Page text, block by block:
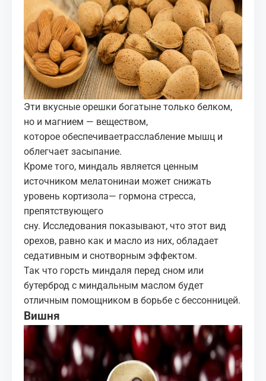
Эти вкусные орешки богатыне только белком,
но и магнием — веществом,
которое обеспечиваетрасслабление мышц и
облегчает засыпание.
Кроме того, миндаль является ценным
источником мелатонинаи может снижать
уровень кортизола— гормона стресса,
препятствующего
сну. Исследования показывают, что этот вид
орехов, равно как и масло из них, обладает
седативным и снотворным эффектом.
Так что горсть миндаля перед сном или
бутерброд с миндальным маслом будет
отличным помощником в борьбе с бессонницей.
Вишня